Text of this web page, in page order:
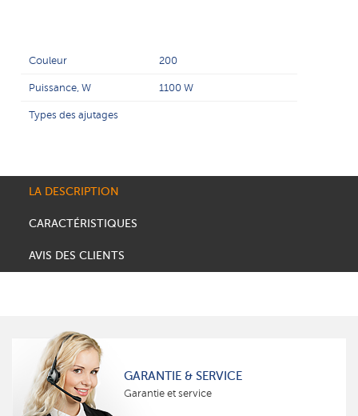
Couleur 200
Puissance, W 1100 W
Types des ajutages
LA DESCRIPTION
CARACTÉRISTIQUES
AVIS DES CLIENTS
GARANTIE & SERVICE
Garantie et service